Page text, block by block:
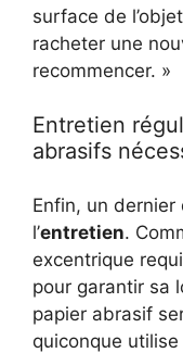
surface de
racheter une
recommencer. »
Entretien
abrasifs
Enfin, un
l’entretien.
excentrique
pour garantir sa
papier abrasif
quiconque